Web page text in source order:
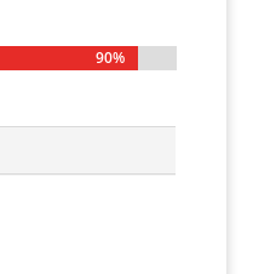
90%
90%